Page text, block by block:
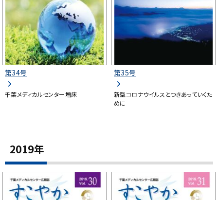
第34号
千葉メディカルセンター増床
第35号
新型コロナウイルスとつきあっていくた
めに
2019年